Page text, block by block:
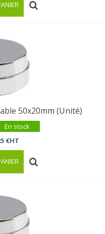
50x20mm (Unité)
En stock
€HT